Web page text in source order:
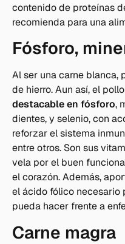
contenido de proteínas
recomienda para una
Fósforo,
Al ser una carne blanca,
de hierro. Aun así, el
destacable en fósforo,
dientes, y selenio, con
reforzar el sistema
entre otros. Son sus
vela por el buen
el corazón. Además,
el ácido fólico necesario
pueda hacer frente a
Carne magra